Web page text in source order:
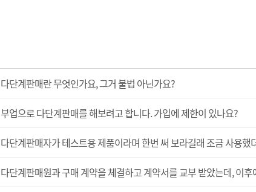
다단계판매란 무엇인가요, 그거 불법 아닌가요?
부업으로 다단계판매를 해보려고 합니다. 가입에 제한이 있나요?
다단계판매자가 테스트용 제품이라며 한번 써 보라길래 조금 사용
다단계판매원과 구매 계약을 체결하고 계약서를 교부 받았는데, 이